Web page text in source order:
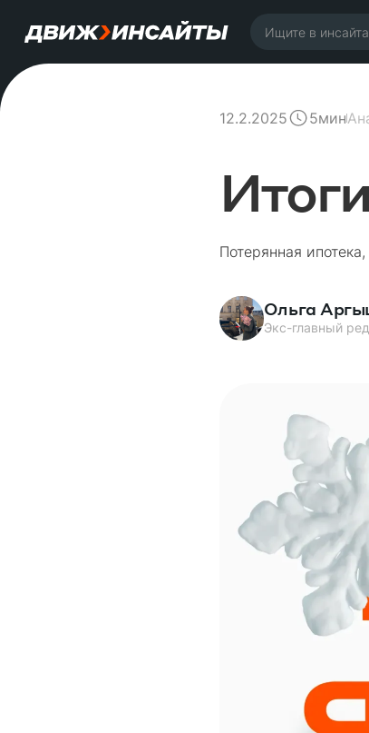
12.2.2025 5мин
Потерянная
Ольга
Экс-главный